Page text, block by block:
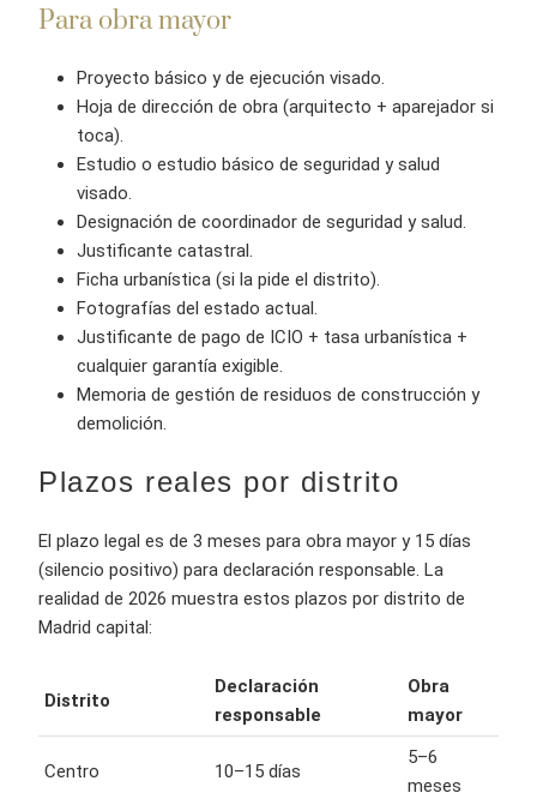
Para obra mayor
Proyecto básico y de ejecución visado.
Hoja de dirección de obra (arquitecto + aparejador si
toca).
Estudio o estudio básico de seguridad y salud
visado.
Designación de coordinador de seguridad y salud.
Justificante catastral.
Ficha urbanística (si la pide el distrito).
Fotografías del estado actual.
Justificante de pago de ICIO + tasa urbanística +
cualquier garantía exigible.
Memoria de gestión de residuos de construcción y
demolición.
Plazos reales por distrito
El plazo legal es de 3 meses para obra mayor y 15 días
(silencio positivo) para declaración responsable. La
realidad de 2026 muestra estos plazos por distrito de
Madrid capital:
Distrito
Declaración
responsable
Obra
mayor
Centro 10–15 días
5–6
meses